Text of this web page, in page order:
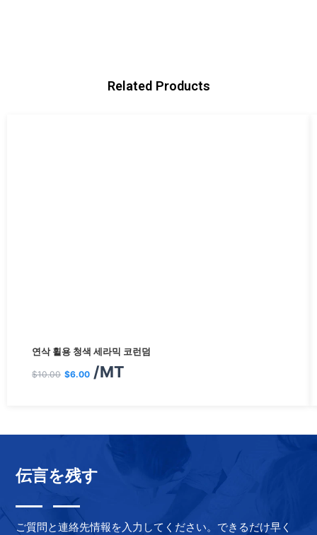
Related Products
연삭 휠용 청색 세라믹 코런덤
$10.00 $6.00
재
/MT
伝言を残す
ご質問と連絡先情報を入力してください。できるだけ早く